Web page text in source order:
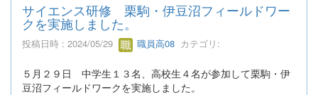
サイエンス研修 栗駒・伊豆沼フィールドワー
クを実施しました。
投稿日時 : 2024/05/29 職員高08 カテゴリ:
５月２９日 中学生１３名、高校生４名が参加して栗駒・伊
豆沼フィールドワークを実施しました。